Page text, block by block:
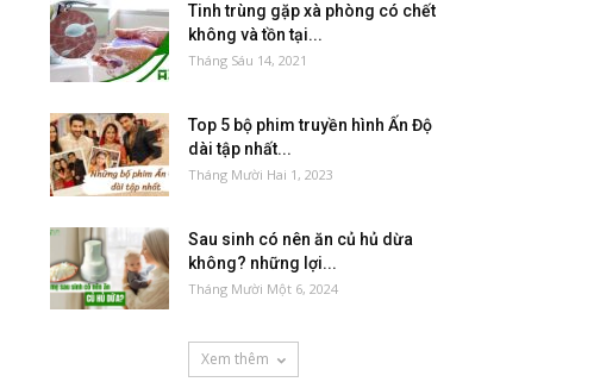
Tinh trùng gặp xà phòng có chết
không và tồn tại...
Tháng Sáu 14, 2021
Top 5 bộ phim truyền hình Ấn Độ
dài tập nhất...
Tháng Mười Hai 1, 2023
Sau sinh có nên ăn củ hủ dừa
không? những lợi...
Tháng Mười Một 6, 2024
Xem thêm